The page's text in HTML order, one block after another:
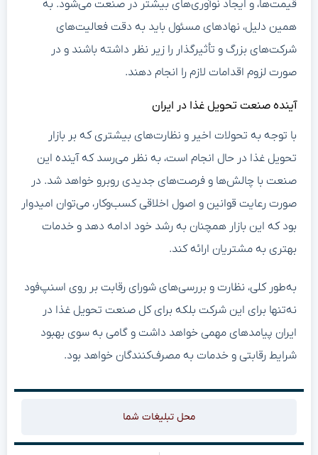
قیمت‌ها، و ایجاد نوآوری‌های بیشتر در صنعت می‌شود. به
همین دلیل، نهادهای مسئول باید به دقت فعالیت‌های
شرکت‌های بزرگ و تأثیرگذار را زیر نظر داشته باشند و در
صورت لزوم اقدامات لازم را انجام دهند.
آینده صنعت تحویل غذا در ایران
با توجه به تحولات اخیر و نظارت‌های بیشتری که بر بازار
تحویل غذا در حال انجام است، به نظر می‌رسد که آینده این
صنعت با چالش‌ها و فرصت‌های جدیدی روبرو خواهد شد. در
صورت رعایت قوانین و اصول اخلاقی کسب‌وکار، می‌توان امیدوار
بود که این بازار همچنان به رشد خود ادامه دهد و خدمات
بهتری به مشتریان ارائه کند.
به‌طور کلی، نظارت و بررسی‌های شورای رقابت بر روی اسنپ‌فود
نه‌تنها برای این شرکت بلکه برای کل صنعت تحویل غذا در
ایران پیامدهای مهمی خواهد داشت و گامی به سوی بهبود
شرایط رقابتی و خدمات به مصرف‌کنندگان خواهد بود.
محل تبلیغات شما